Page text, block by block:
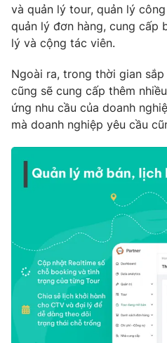
và quản lý tour, quản lý
quản lý đơn hàng, cung cấp
lý và cộng tác viên.
Ngoài ra, trong thời gian
cũng sẽ cung cấp thêm
ứng nhu cầu của doanh
mà doanh nghiệp yêu cầu